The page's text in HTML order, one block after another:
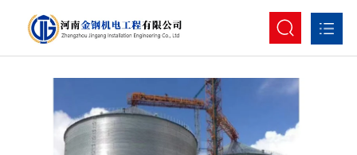
公司介绍